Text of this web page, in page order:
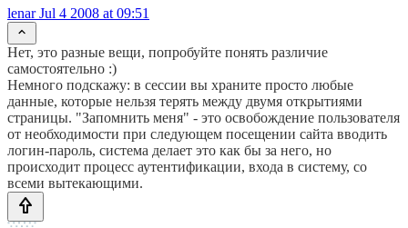
lenarJul 4 2008 at 09:51
Нет, это разные вещи, попробуйте понять различие
самостоятельно :)
Немного подскажу: в сессии вы храните просто любые
данные, которые нельзя терять между двумя открытиями
страницы. "Запомнить меня" - это освобождение пользователя
от необходимости при следующем посещении сайта вводить
логин-пароль, система делает это как бы за него, но
происходит процесс аутентификации, входа в систему, со
всеми вытекающими.